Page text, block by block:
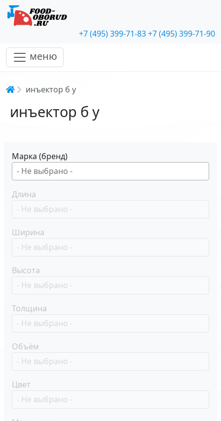
+7 (495) 399-71-83+7 (495) 399-71-90
меню
Строка навигации
инъектор б у
инъектор б у
Марка (бренд)
Длина
Ширина
Высота
Толщина
Объём
Цвет